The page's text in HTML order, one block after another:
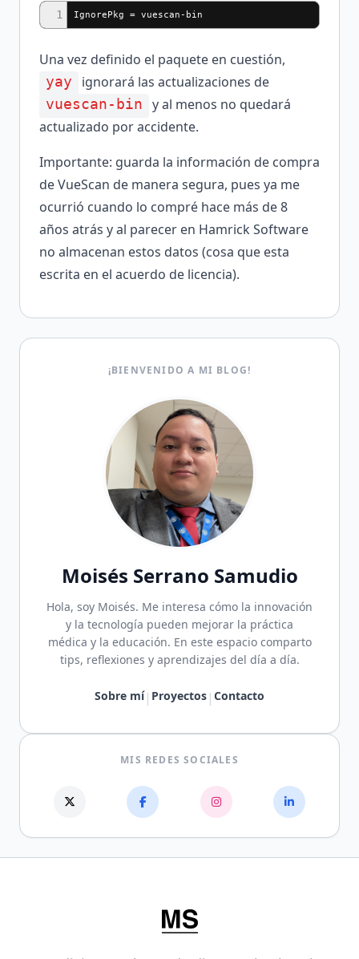
1 IgnorePkg = vuescan-bin
Una vez definido el paquete en cuestión,
yay ignorará las actualizaciones de
vuescan-bin
y al menos no quedará
actualizado por accidente.
Importante: guarda la información de compra
de VueScan de manera segura, pues ya me
ocurrió cuando lo compré hace más de 8
años atrás y al parecer en Hamrick Software
no almacenan estos datos (cosa que esta
escrita en el acuerdo de licencia).
¡BIENVENIDO A MI BLOG!
Moisés Serrano Samudio
Hola, soy Moisés. Me interesa cómo la innovación
y la tecnología pueden mejorar la práctica
médica y la educación. En este espacio comparto
tips, reflexiones y aprendizajes del día a día.
Sobre mí| Proyectos | Contacto
MIS REDES SOCIALES